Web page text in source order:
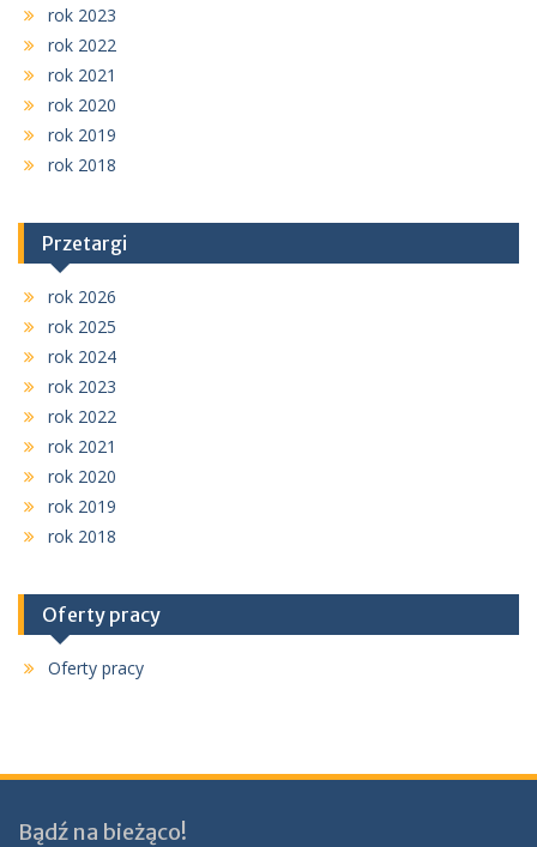
rok 2023
rok 2022
rok 2021
rok 2020
rok 2019
rok 2018
Przetargi
rok 2026
rok 2025
rok 2024
rok 2023
rok 2022
rok 2021
rok 2020
rok 2019
rok 2018
Oferty pracy
Oferty pracy
Bądź na bieżąco!